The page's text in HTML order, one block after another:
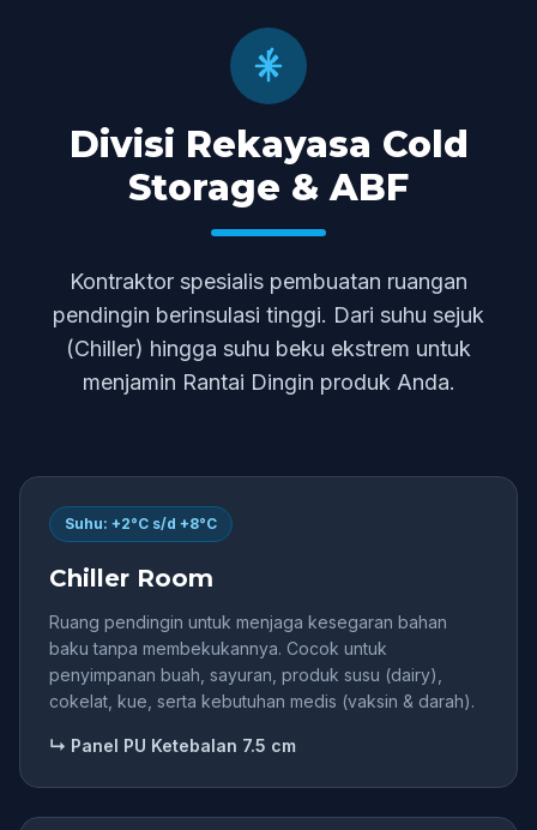
Divisi Rekayasa Cold
Storage & ABF
Kontraktor spesialis pembuatan ruangan
pendingin berinsulasi tinggi. Dari suhu sejuk
(Chiller) hingga suhu beku ekstrem untuk
menjamin Rantai Dingin produk Anda.
Suhu: +2°C s/d +8°C
Chiller Room
Ruang pendingin untuk menjaga kesegaran bahan
baku tanpa membekukannya. Cocok untuk
penyimpanan buah, sayuran, produk susu (dairy),
cokelat, kue, serta kebutuhan medis (vaksin & darah).
↳ Panel PU Ketebalan 7.5 cm